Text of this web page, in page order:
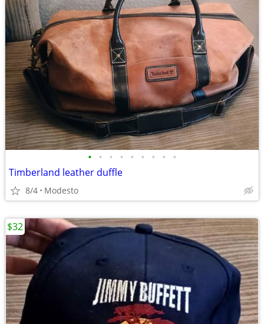
• • • • • • • • •
Timberland leather duffle
8/4 Modesto
$32